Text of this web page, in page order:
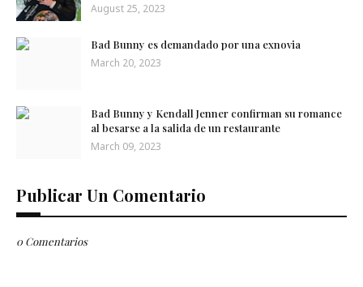
August 25, 2023
Bad Bunny es demandado por una exnovia
March 20, 2023
Bad Bunny y Kendall Jenner confirman su romance
al besarse a la salida de un restaurante
March 09, 2023
Publicar Un Comentario
0 Comentarios